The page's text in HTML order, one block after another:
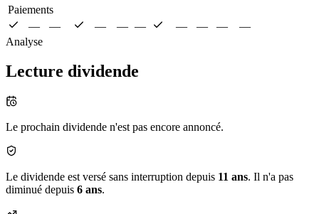
Paiements
—
— — — — — — —
—
Analyse
Lecture dividende
Le prochain dividende n'est pas encore annoncé.
Le dividende est versé sans interruption depuis 11 ans. Il n'a pas
diminué depuis 6 ans.